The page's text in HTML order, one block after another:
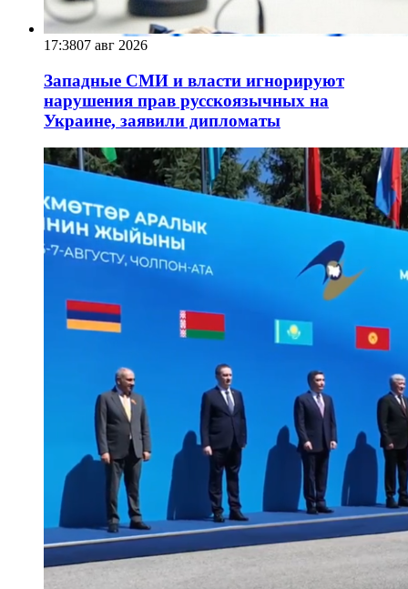
17:3807 авг 2026
Западные СМИ и власти игнорируют
нарушения прав русскоязычных на
Украине, заявили дипломаты